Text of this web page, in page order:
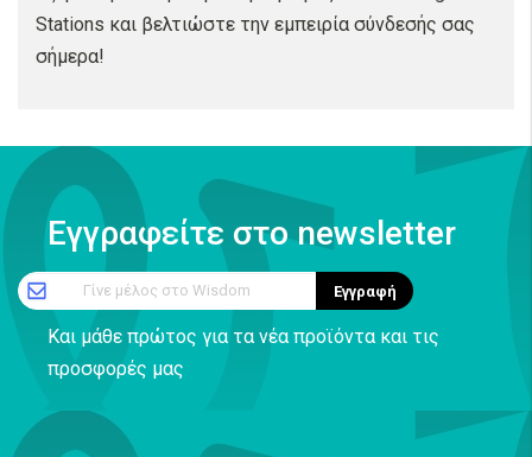
Stations και βελτιώστε την εμπειρία σύνδεσής σας
σήμερα!
Εγγραφείτε στο newsletter
Γίνε μέλος στο Wisdom Εγγραφή
Και μάθε πρώτος για τα νέα προϊόντα και τις
προσφορές μας